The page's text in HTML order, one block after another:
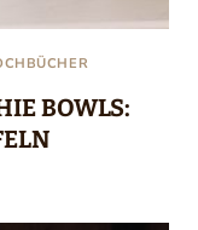
BOWLS: